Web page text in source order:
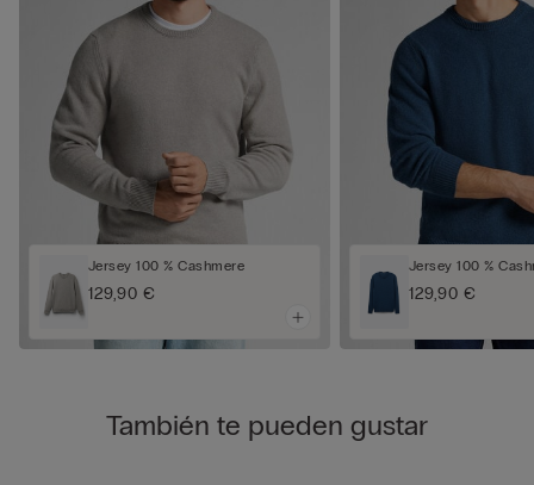
Jersey 100 % Cashmere
129,90 €
Jersey 100 %
129,90 €
También te pueden gustar